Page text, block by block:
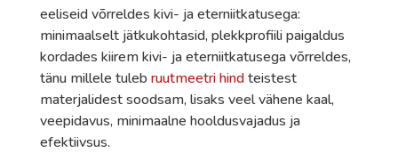
eeliseid võrreldes kivi- ja eterniitkatusega:
minimaalselt jätkukohtasid, plekkprofiili paigaldus
kordades kiirem kivi- ja eterniitkatusega võrreldes,
tänu millele tuleb ruutmeetri hindteistest
materjalidest soodsam, lisaks veel vähene kaal,
veepidavus, minimaalne hooldusvajadus ja
efektiivsus.